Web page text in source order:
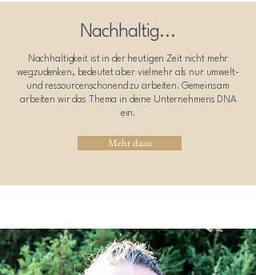
Nachhaltig...
Nachhaltigkeit ist in der heutigen Zeit nicht mehr
wegzudenken, bedeutet aber vielmehr als nur umwelt-
und ressourcenschonend zu arbeiten. Gemeinsam
arbeiten wir das Thema in deine Unternehmens DNA
ein.
Mehr dazu